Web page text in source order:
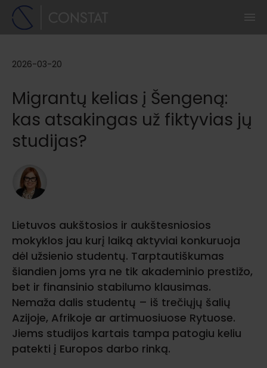
2026-03-20
Migrantų kelias į Šengeną:
kas atsakingas už fiktyvias jų
studijas?
Lietuvos aukštosios ir aukštesniosios
mokyklos jau kurį laiką aktyviai konkuruoja
dėl užsienio studentų. Tarptautiškumas
šiandien joms yra ne tik akademinio prestižo,
bet ir finansinio stabilumo klausimas.
Nemaža dalis studentų – iš trečiųjų šalių
Azijoje, Afrikoje ar artimuosiuose Rytuose.
Jiems studijos kartais tampa patogiu keliu
patekti į Europos darbo rinką.